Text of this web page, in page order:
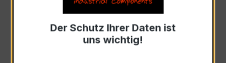
31217
Der Schutz Ihrer Daten ist
uns wichtig!